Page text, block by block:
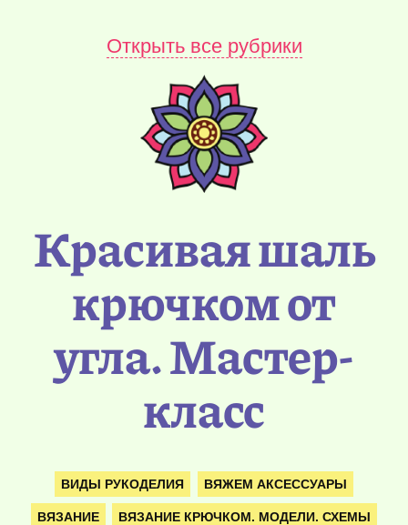
Открыть все рубрики
Красивая шаль
крючком от
угла. Мастер-
класс
ВИДЫ РУКОДЕЛИЯ ВЯЖЕМ АКСЕССУАРЫ
ВЯЗАНИЕ ВЯЗАНИЕ КРЮЧКОМ. МОДЕЛИ. СХЕМЫ